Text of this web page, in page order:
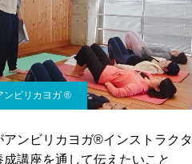
ンビリカヨガ ®︎
アンビリカヨガ®︎インストラクタ
成講座を通して伝えたいこと